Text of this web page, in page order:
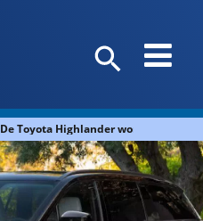
De Toyota Highlander wordt elektrisch